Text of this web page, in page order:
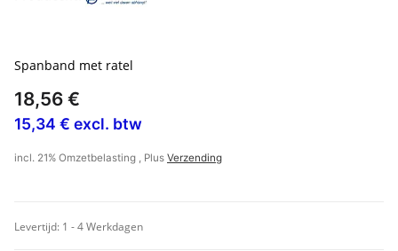
Spanband met ratel
18,56 €
15,34 € excl. btw
incl. 21% Omzetbelasting , Plus Verzending
Levertijd: 1 - 4 Werkdagen